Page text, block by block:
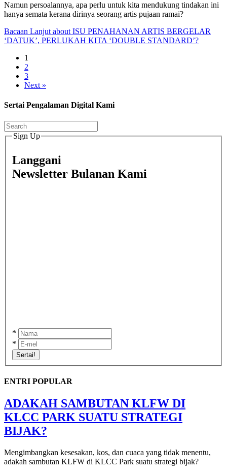
Namun persoalannya, apa perlu untuk kita mendukung tindakan ini
hanya semata kerana dirinya seorang artis pujaan ramai?
Bacaan Lanjut about ISU PENAHANAN ARTIS BERGELAR
‘DATUK’, PERLUKAH KITA ‘DOUBLE STANDARD’?
1
2
3
Next »
Sertai Pengalaman Digital Kami
Sign Up
Langgani
Newsletter Bulanan Kami
*
*
Sertai!
ENTRI POPULAR
ADAKAH SAMBUTAN KLFW DI
KLCC PARK SUATU STRATEGI
BIJAK?
Mengimbangkan kesesakan, kos, dan cuaca yang tidak menentu,
adakah sambutan KLFW di KLCC Park suatu strategi bijak?